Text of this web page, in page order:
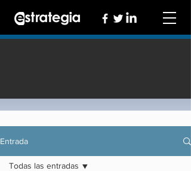
Entrada
Todas las entradas